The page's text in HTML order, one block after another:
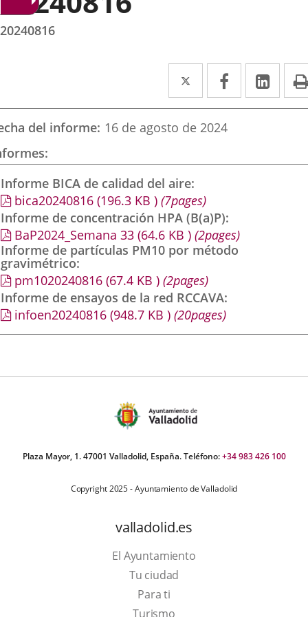
20240816
Twitter
Enlace
a
una
externa.
Facebook
Enlace
a
externa.
a
del informe 16 de agosto de 2024
Informe BICA de calidad del aire
bica20240816 (196.3 KB ) (7pages)
Informe de concentración HPA (B(a)P)
BaP2024_Semana 33 (64.6 KB ) (2pages)
Informe de partículas PM10 por método
gravimétrico
pm1020240816 (67.4 KB ) (2pages)
Informe de ensayos de la red RCCAVA
infoen20240816 (948.7 KB ) (20pages)
Plaza Mayor, 1. 47001 Valladolid, España. Teléfono:+34 983 426 100
Copyright 2025 - Ayuntamiento de Valladolid
valladolid.es
El Ayuntamiento
Tu ciudad
Para ti
TurismoEste